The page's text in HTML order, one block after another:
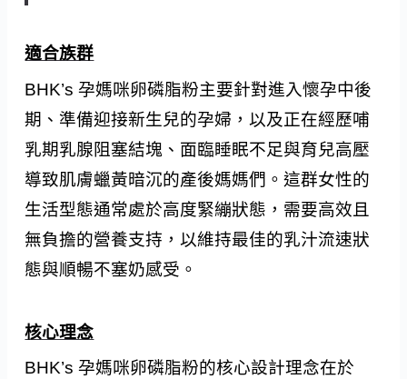
適合族群
BHK’s 孕媽咪卵磷脂粉主要針對進入懷孕中後
期、準備迎接新生兒的孕婦，以及正在經歷哺
乳期乳腺阻塞結塊、面臨睡眠不足與育兒高壓
導致肌膚蠟黃暗沉的產後媽媽們。這群女性的
生活型態通常處於高度緊繃狀態，需要高效且
無負擔的營養支持，以維持最佳的乳汁流速狀
態與順暢不塞奶感受。
核心理念
BHK’s 孕媽咪卵磷脂粉的核心設計理念在於